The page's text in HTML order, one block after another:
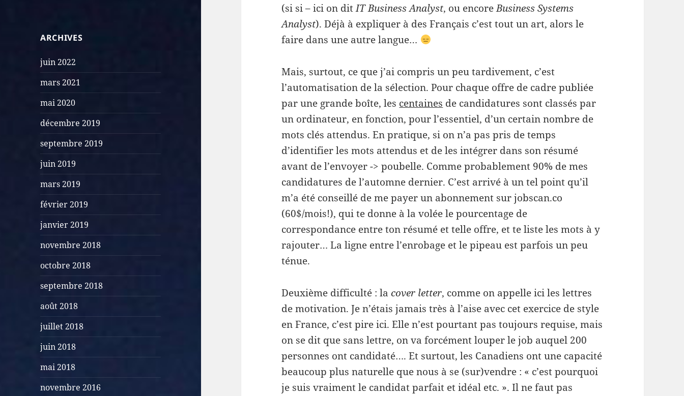
ARCHIVES
juin 2022
mars 2021
mai 2020
décembre 2019
septembre 2019
juin 2019
mars 2019
février 2019
janvier 2019
novembre 2018
octobre 2018
septembre 2018
août 2018
juillet 2018
juin 2018
mai 2018
novembre 2016
(si si – ici on ditIT Business Analyst, ou encoreBusiness Systems
Analyst). Déjà à expliquer à des Français c’est tout un art, alors le
faire dans une autre langue…
Mais, surtout, ce que j’ai compris un peu tardivement, c’est
l’automatisation de la sélection. Pour chaque offre de cadre publiée
par une grande boîte, les centaines de candidatures sont classés par
un ordinateur, en fonction, pour l’essentiel, d’un certain nombre de
mots clés attendus. En pratique, si on n’a pas pris de temps
d’identifier les mots attendus et de les intégrer dans son résumé
avant de l’envoyer -> poubelle. Comme probablement 90% de mes
candidatures de l’automne dernier. C’est arrivé à un tel point qu’il
m’a été conseillé de me payer un abonnement sur jobscan.co
(60$/mois!), qui te donne à la volée le pourcentage de
correspondance entre ton résumé et telle offre, et te liste les mots à y
rajouter… La ligne entre l’enrobage et le pipeau est parfois un peu
ténue.
Deuxième difficulté : la cover letter, comme on appelle ici les lettres
de motivation. Je n’étais jamais très à l’aise avec cet exercice de style
en France, c’est pire ici. Elle n’est pourtant pas toujours requise, mais
on se dit que sans lettre, on va forcément louper le job auquel 200
personnes ont candidaté…. Et surtout, les Canadiens ont une capacité
beaucoup plus naturelle que nous à se (sur)vendre : « c’est pourquoi
je suis vraiment le candidat parfait et idéal etc. ». Il ne faut pas